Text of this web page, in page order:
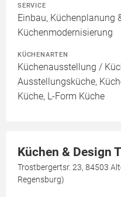
SERVICE
Einbau, Küchenplanung
Küchenmodernisierung
KÜCHENARTEN
Küchenausstellung /
Ausstellungsküche,
Küche, L-Form Küche
Küchen & Design
Trostbergertsr. 23, 84503
Regensburg)